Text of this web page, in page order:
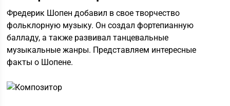
Фредерик Шопен добавил в свое творчество
фольклорную музыку. Он создал фортепианную
балладу, а также развивал танцевальные
музыкальные жанры. Представляем интересные
факты о Шопене.